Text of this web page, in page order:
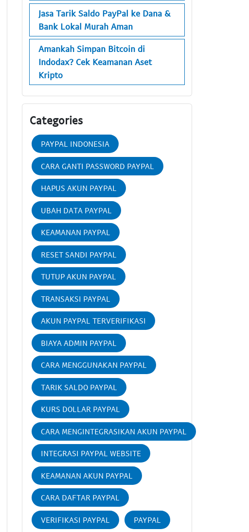
Jasa Tarik Saldo PayPal ke Dana &
Bank Lokal Murah Aman
Amankah Simpan Bitcoin di
Indodax? Cek Keamanan Aset
Kripto
Categories
PAYPAL INDONESIA
CARA GANTI PASSWORD PAYPAL
HAPUS AKUN PAYPAL
UBAH DATA PAYPAL
KEAMANAN PAYPAL
RESET SANDI PAYPAL
TUTUP AKUN PAYPAL
TRANSAKSI PAYPAL
AKUN PAYPAL TERVERIFIKASI
BIAYA ADMIN PAYPAL
CARA MENGGUNAKAN PAYPAL
TARIK SALDO PAYPAL
KURS DOLLAR PAYPAL
CARA MENGINTEGRASIKAN AKUN PAYPAL
INTEGRASI PAYPAL WEBSITE
KEAMANAN AKUN PAYPAL
CARA DAFTAR PAYPAL
VERIFIKASI PAYPAL PAYPAL